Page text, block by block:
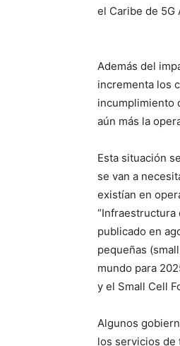
el Caribe de 5G
Además del
incrementa los
incumplimiento
aún más la
Esta situación
se van a
existían en
“Infraestructura
publicado en
pequeñas
mundo para
y el Small Cell
Algunos
los servicios de